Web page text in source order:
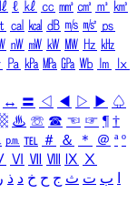
ℓ ㎘ ㏄ ㎣ ㎤ ㎥ ㎦
㎈ ㎉ ㏈ ㎧ ㎨ ㎰
㎻ ㎽ ㎾ ㎿ ㎐ ㎑
㎩ ㎪ ㎫ ㎬ ㏝ ㏐
㏓
↔ 〓 ◁ ◀ ▷ ▶ ♤
♨ ☏ ☎ ☜ ☞ ¶ †
㏘ ℡ ＃ ＆ ＊ ＠ ª º
Ⅵ Ⅶ Ⅷ Ⅸ Ⅹ
ب ت ث ج ح خ د ذ ر